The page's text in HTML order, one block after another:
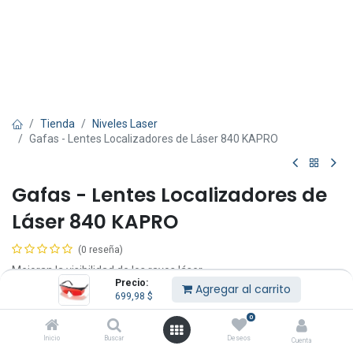
Precio:
699,98 $ Agregar al carrito
Inicio Buscar
0
Deseos Cuenta
Tienda
Niveles Laser
Gafas - Lentes Localizadores de Láser 840 KAPRO
Gafas - Lentes Localizadores de
Láser 840 KAPRO
(0 reseña)
Mejoran la visibilidad de los rayos láser.
699,98$ IVA Incluido